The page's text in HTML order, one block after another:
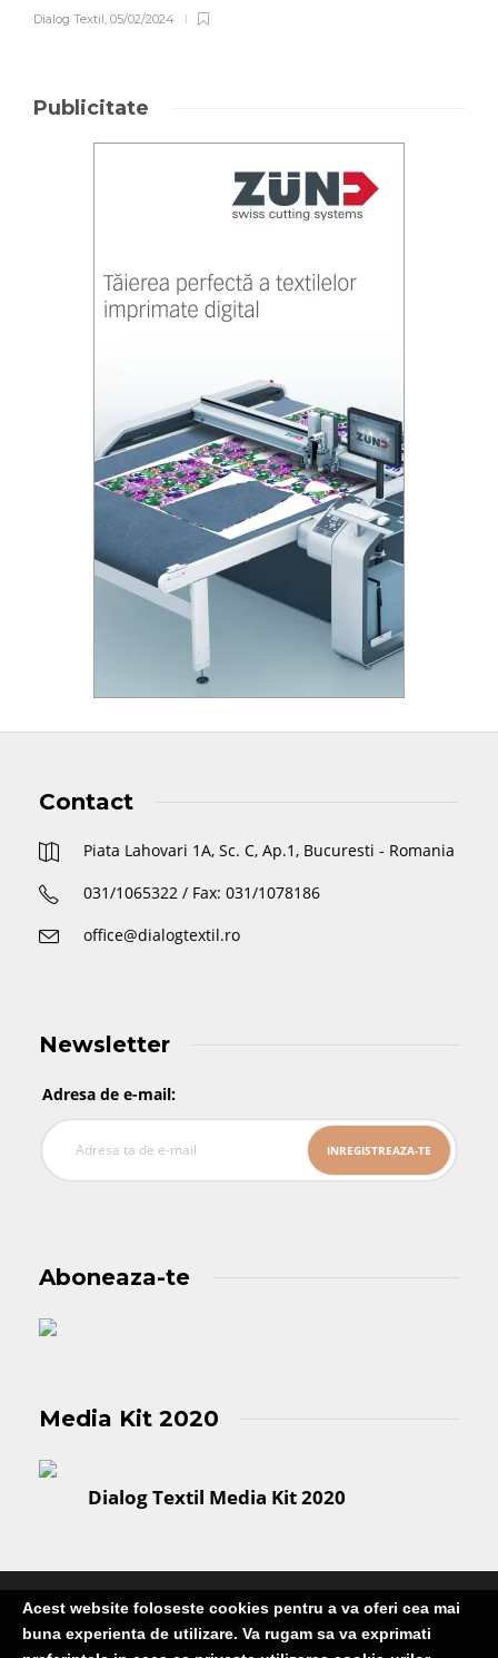
Dialog Textil, 05/02/2024
Publicitate
Contact
Piata Lahovari 1A, Sc. C, Ap.1, Bucuresti - Romania
031/1065322 / Fax: 031/1078186
office@dialogtextil.ro
Newsletter
Adresa de e-mail:
Aboneaza-te
Media Kit 2020
Dialog Textil Media Kit 2020
Publicatie editata de Martin Media Group SRL
Acest website foloseste cookies pentru a va oferi cea mai
buna experienta de utilizare. Va rugam sa va exprimati